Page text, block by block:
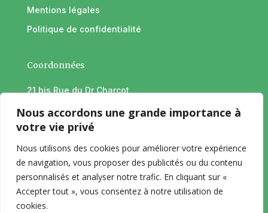
Nous accordons une grande importance à
votre vie privé
Nous utilisons des cookies pour améliorer votre expérience
de navigation, vous proposer des publicités ou du contenu
personnalisés et analyser notre trafic. En cliquant sur «
Accepter tout », vous consentez à notre utilisation de
cookies.
Mentions légales
Politique de confidentialité
Coordonnées
21 bis Rue du Dr Charcot,
France
agenceathos[@]gmail.com
Copyright © 2026 Agence Athos